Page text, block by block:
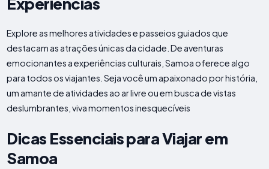
Explore as melhores atividades e passeios guiados que
destacam as atrações únicas da cidade. De aventuras
emocionantes a experiências culturais, Samoa oferece algo
para todos os viajantes. Seja você um apaixonado por história,
um amante de atividades ao ar livre ou em busca de vistas
deslumbrantes, viva momentos inesquecíveis
Dicas Essenciais para Viajar em
Samoa